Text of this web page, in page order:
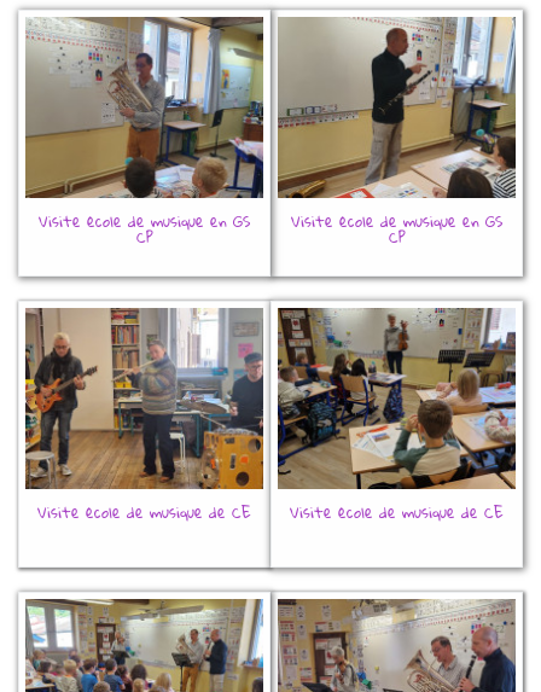
Visite école de musique en GS
CP
Visite école de musique en GS
CP
Visite école de musique de CE Visite école de musique de CE